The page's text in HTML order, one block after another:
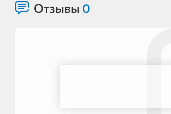
Отзывы 0